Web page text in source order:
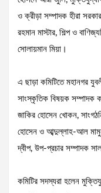
ও ক্রীড়া সম্পাদক হীরা
রহমান মাস্টার, শিল্প ও
সোলায়মান মিয়া।
এ ছাড়া কমিটিতে মহানগর
সাংস্কৃতিক বিষয়ক সম্পাদক
জাকির হোসেন খোকন,
হোসেন ও আব্দুল্লাহ-আল
দ্বীপ, উপ-প্রচার সম্পাদক
কমিটির সদস্যরা হলেন